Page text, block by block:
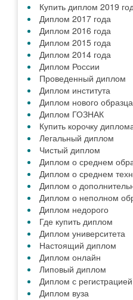
Купить диплом 2019
Диплом 2017 года
Диплом 2016 года
Диплом 2015 года
Диплом 2014 года
Диплом России
Проведенный диплом
Диплом института
Диплом нового образца
Диплом ГОЗНАК
Купить корочку
Легальный диплом
Чистый диплом
Диплом о среднем
Диплом о среднем
Диплом о
Диплом о неполном
Диплом недорого
Где купить диплом
Диплом университета
Настоящий диплом
Диплом онлайн
Липовый диплом
Диплом с регистрацией
Диплом вуза